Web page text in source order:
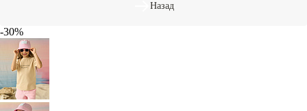
Назад
-30%